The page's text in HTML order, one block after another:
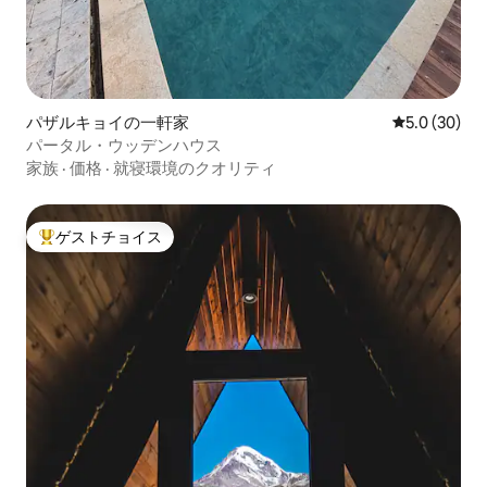
パザルキョイの一軒家 レビュー30
5.0 (30)
パータル・ウッデンハウス
家族 · 価格 · 就寝環境のクオリティ
大好評のゲストチョイスです。
ゲストチョイス